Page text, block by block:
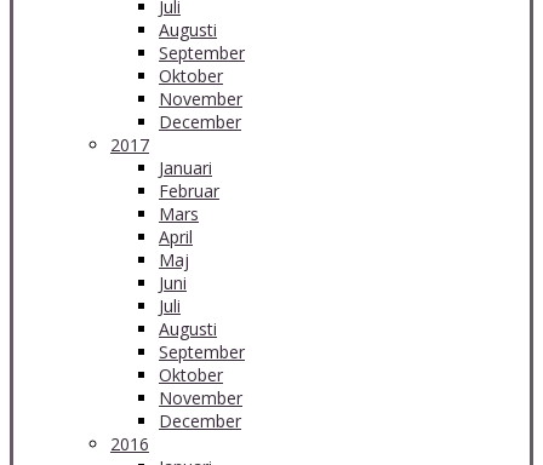
Juli
Augusti
September
Oktober
November
December
2017
Januari
Februar
Mars
April
Maj
Juni
Juli
Augusti
September
Oktober
November
December
2016